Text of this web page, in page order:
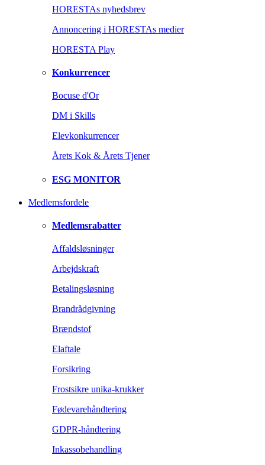
HORESTAs nyhedsbrev
Annoncering i HORESTAs medier
HORESTA Play
Konkurrencer
Bocuse d'Or
DM i Skills
Elevkonkurrencer
Årets Kok & Årets Tjener
ESG MONITOR
Medlemsfordele
Medlemsrabatter
Affaldsløsninger
Arbejdskraft
Betalingsløsning
Brandrådgivning
Brændstof
Elaftale
Forsikring
Frostsikre unika-krukker
Fødevarehåndtering
GDPR-håndtering
Inkassobehandling